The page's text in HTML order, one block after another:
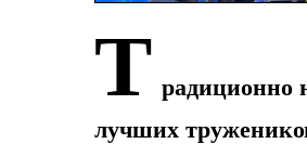
Т радиционно
лучших